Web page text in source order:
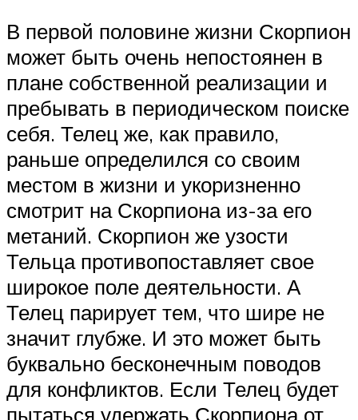
В первой половине жизни Скорпион
может быть очень непостоянен в
плане собственной реализации и
пребывать в периодическом поиске
себя. Телец же, как правило,
раньше определился со своим
местом в жизни и укоризненно
смотрит на Скорпиона из-за его
метаний. Скорпион же узости
Тельца противопоставляет свое
широкое поле деятельности. А
Телец парирует тем, что шире не
значит глубже. И это может быть
буквально бесконечным поводов
для конфликтов. Если Телец будет
пытаться удержать Скорпиона от